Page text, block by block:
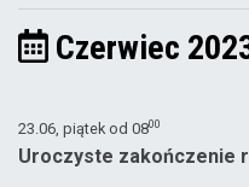
Czerwiec
23.06, piątek od 0800
Uroczyste zakończenie